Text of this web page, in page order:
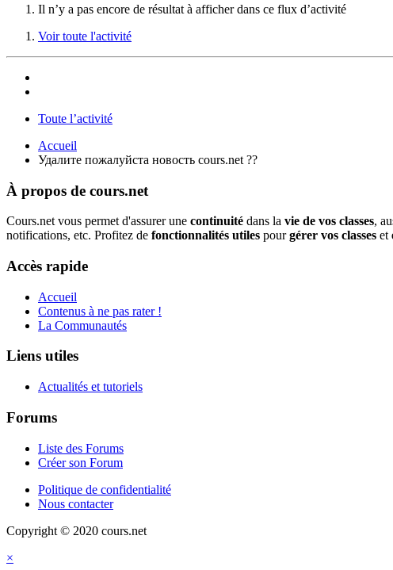
Il n’y a pas encore de résultat à afficher dans ce flux d’activité
Voir toute l'activité
Toute l’activité
Accueil
Удалите пожалуйста новость cours.net ??
À propos de cours.net
Cours.net vous permet d'assurer une continuité dans la vie de vos classes,
notifications, etc. Profitez de fonctionnalités utiles pourgérer vos classes et
Accès rapide
Accueil
Contenus à ne pas rater !
La Communautés
Liens utiles
Actualités et tutoriels
Forums
Liste des Forums
Créer son Forum
Politique de confidentialité
Nous contacter
Copyright © 2020 cours.net
×